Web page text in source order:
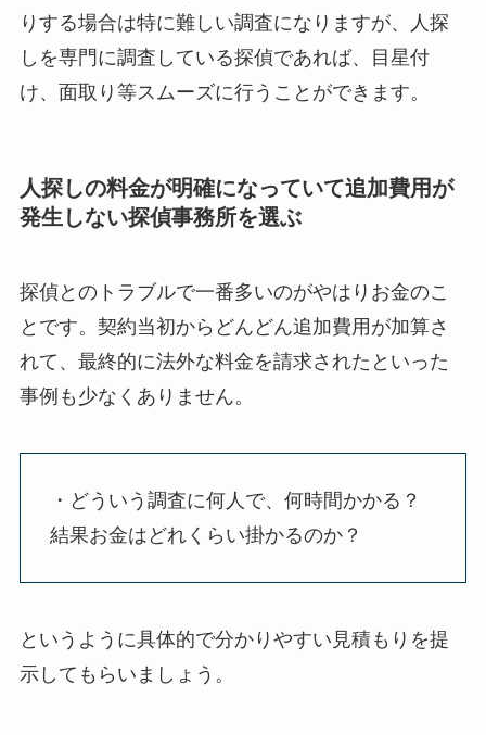
りする場合は特に難しい調査になりますが、人探
しを専門に調査している探偵であれば、目星付
け、面取り等スムーズに行うことができます。
人探しの料金が明確になっていて追加費用が
発生しない探偵事務所を選ぶ
探偵とのトラブルで一番多いのがやはりお金のこ
とです。契約当初からどんどん追加費用が加算さ
れて、最終的に法外な料金を請求されたといった
事例も少なくありません。
・どういう調査に何人で、何時間かかる？
結果お金はどれくらい掛かるのか？
というように具体的で分かりやすい見積もりを提
示してもらいましょう。